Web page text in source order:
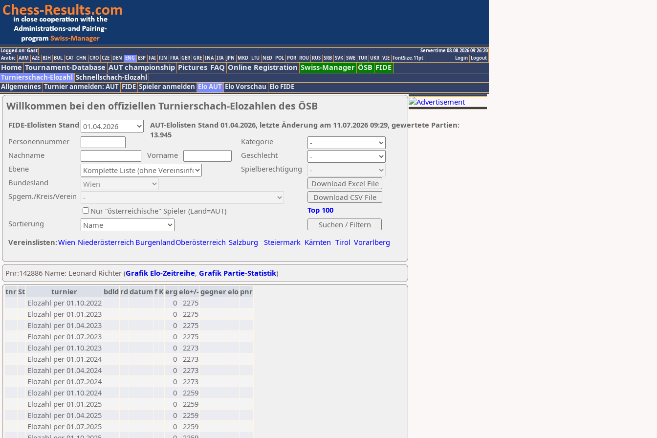
Logged on: Gast
Servertime 08.08.2026 09:26:20
Logout
Login
Arabic ARM AZE BIH BUL CAT CHN CRO CZE DEN ENG ESP FAI FIN FRA GER GRE INA ITA JPN MKD LTU NED POL POR ROU RUS SRB SVK SWE TUR UKR VIE FontSize:11pt
Home Tournament-Database AUT championship Pictures FAQ Online Registration Swiss-Manager ÖSB FIDE
Turnierschach-Elozahl Schnellschach-Elozahl
Allgemeines Turnier anmelden: AUT FIDE Spieler anmelden Elo AUT Elo Vorschau Elo FIDE
Willkommen bei den offiziellen Turnierschach-Elozahlen des ÖSB
Nachname
Vorname
Ebene
Kategorie
Sortierung
Personennummer
Bundesland
Spgem./Kreis/Verein
Geschlecht
Nur "österreichische" Spieler (Land=AUT)
Spielberechtigung
Vereinslisten:Wien Niederösterreich BurgenlandOberösterreich Salzburg Steiermark Kärnten Tirol Vorarlberg
Top 100
AUT-Elolisten Stand 01.04.2026, letzte Änderung am 11.07.2026 09:29, gewertete Partien:
13.945
FIDE-Elolisten Stand
Pnr:142886 Name: Leonard Richter (Grafik Elo-Zeitreihe, Grafik Partie-Statistik)
tnrSt turnier bdld rd datumf Kerg elo+/-gegnerelo pnr
Elozahl per 01.10.2022
0 2275
Elozahl per 01.01.2023
0 2275
Elozahl per 01.04.2023
0 2275
Elozahl per 01.07.2023
0 2275
Elozahl per 01.10.2023
0 2273
Elozahl per 01.01.2024
0 2273
Elozahl per 01.04.2024
0 2273
Elozahl per 01.07.2024
0 2273
Elozahl per 01.10.2024
0 2259
Elozahl per 01.01.2025
0 2259
Elozahl per 01.04.2025
0 2259
Elozahl per 01.07.2025
0 2259